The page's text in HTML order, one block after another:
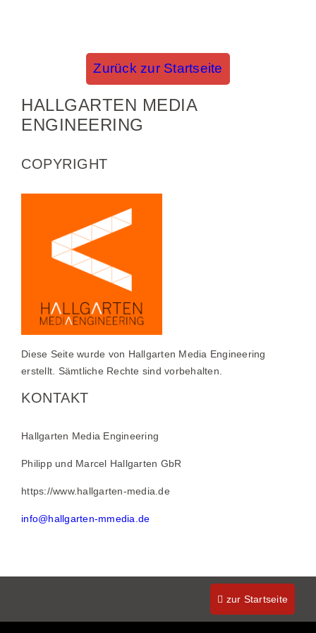
Zurück zur Startseite
HALLGARTEN MEDIA
ENGINEERING
COPYRIGHT
Diese Seite wurde von Hallgarten Media Engineering
erstellt. Sämtliche Rechte sind vorbehalten.
KONTAKT
Hallgarten Media Engineering
Philipp und Marcel Hallgarten GbR
https://www.hallgarten-media.de
info@hallgarten-mmedia.de
zur Startseite